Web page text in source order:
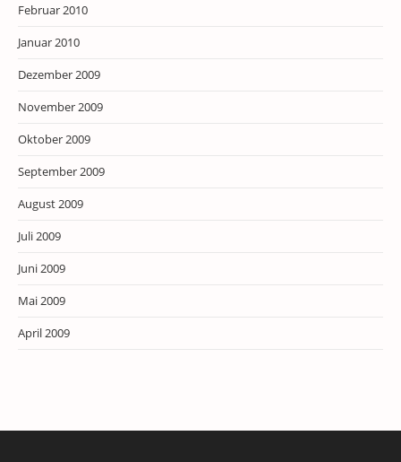
Februar 2010
Januar 2010
Dezember 2009
November 2009
Oktober 2009
September 2009
August 2009
Juli 2009
Juni 2009
Mai 2009
April 2009